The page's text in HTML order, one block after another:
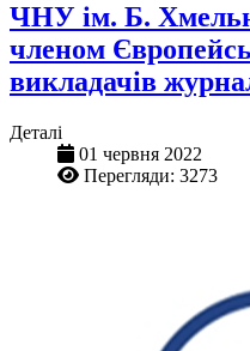
ЧНУ ім. Б.
членом
викладачів
Деталі
01 червня 2022
Перегляди: 3273